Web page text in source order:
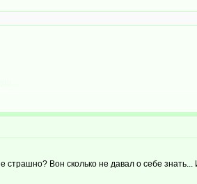
Вон сколько не давал о себе знать...